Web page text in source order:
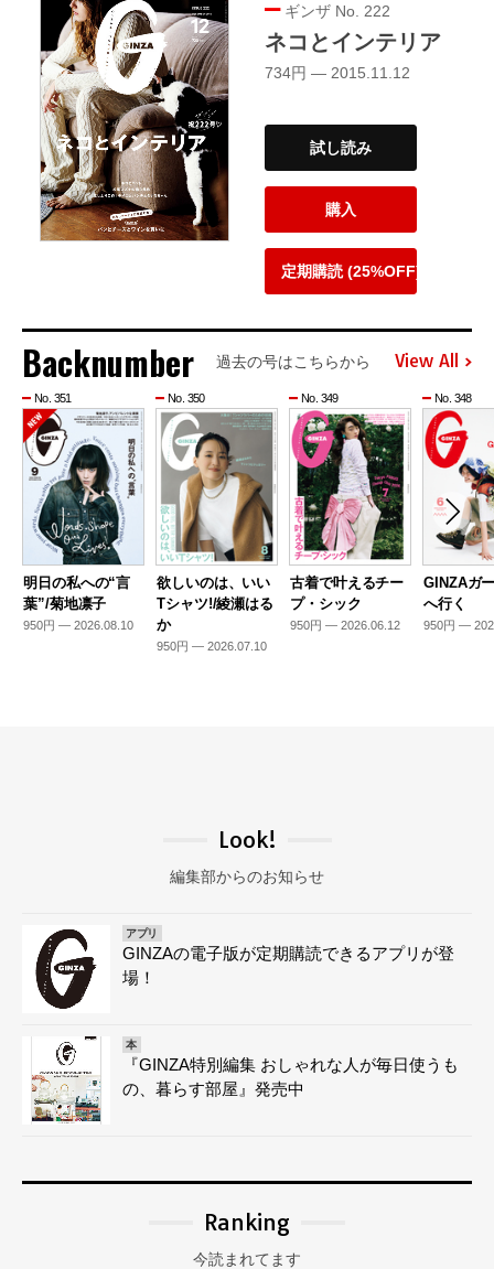
ギンザ No. 222
ネコとインテリア
734円 — 2015.11.12
試し読み
購入
定期購読 (25%OFF)
Backnumber 過去の号はこちらから View All
No. 351
明日の私への“言
葉”/菊地凛子
950円 — 2026.08.10
No. 350
欲しいのは、いい
Tシャツ!/綾瀬はる
か
950円 — 2026.07.10
No. 349
古着で叶えるチー
プ・シック
950円 — 2026.06.12
No. 348
GINZAガ
へ行く
950円 —
Look!
編集部からのお知らせ
アプリ
GINZAの電子版が定期購読できるアプリが登
場！
本
『GINZA特別編集 おしゃれな人が毎日使うも
の、暮らす部屋』発売中
Ranking
今読まれてます